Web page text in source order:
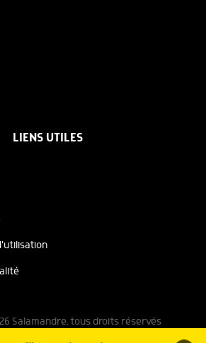
LIENS UTILES
Salamandre, tous droits réservés